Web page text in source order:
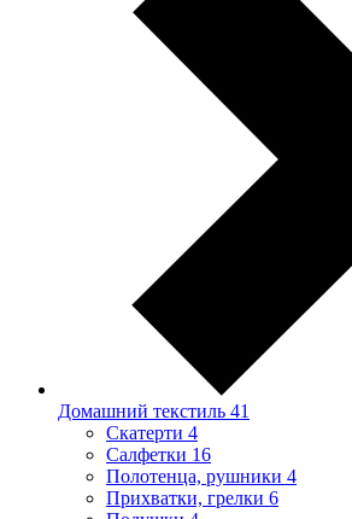
Домашний текстиль 41
Скатерти 4
Салфетки 16
Полотенца, рушники 4
Прихватки, грелки 6